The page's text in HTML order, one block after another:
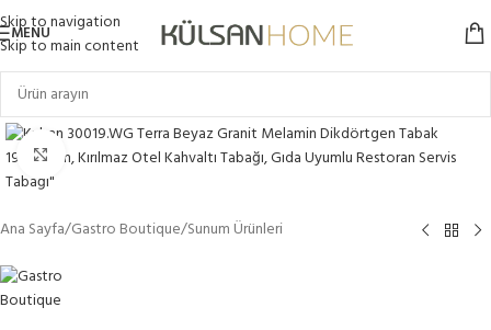
Skip to navigation
Skip to main content
MENU
Click to enlarge
Ana Sayfa/Gastro Boutique/Sunum Ürünleri